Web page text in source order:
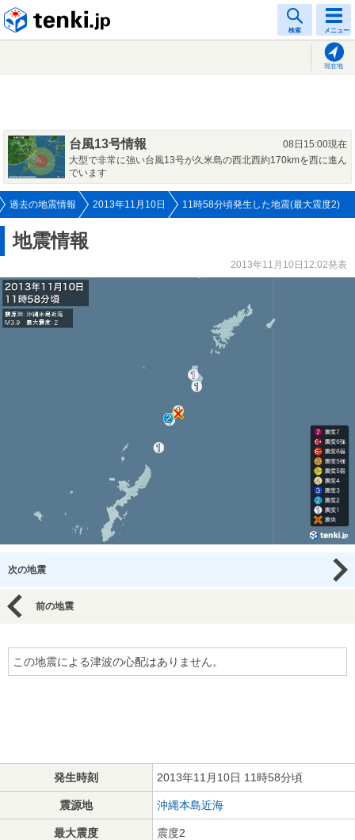
検索 メニュー
現在地
台風13号情報
08日15:00現在
大型で非常に強い台風13号が久米島の西北西約170kmを西に進ん
でいます
過去の地震情報 2013年11月10日 11時58分頃発生した地震(最大震度2)
地震情報
2013年11月10日12:02発表
次の地震
前の地震
この地震による津波の心配はありません。
発生時刻 2013年11月10日 11時58分頃
震源地 沖縄本島近海
最大震度 震度2